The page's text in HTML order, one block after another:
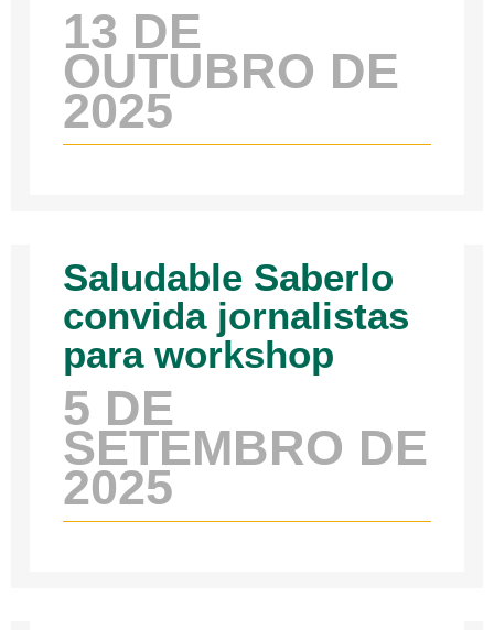
13 DE
OUTUBRO DE
2025
Saludable Saberlo
convida jornalistas
para workshop
5 DE
SETEMBRO DE
2025